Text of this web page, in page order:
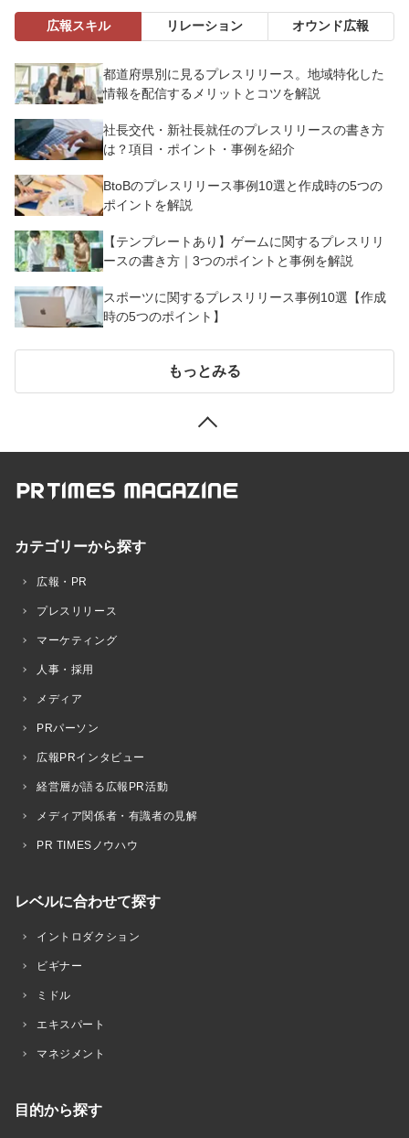
広報スキル リレーション オウンド広報
都道府県別に見るプレスリリース。地域特化した
情報を配信するメリットとコツを解説
社長交代・新社長就任のプレスリリースの書き方
は？項目・ポイント・事例を紹介
BtoBのプレスリリース事例10選と作成時の5つの
ポイントを解説
【テンプレートあり】ゲームに関するプレスリリ
ースの書き方｜3つのポイントと事例を解説
スポーツに関するプレスリリース事例10選【作成
時の5つのポイント】
もっとみる
カテゴリーから探す
広報・PR
プレスリリース
マーケティング
人事・採用
メディア
PRパーソン
広報PRインタビュー
経営層が語る広報PR活動
メディア関係者・有識者の見解
PR TIMESノウハウ
レベルに合わせて探す
イントロダクション
ビギナー
ミドル
エキスパート
マネジメント
目的から探す